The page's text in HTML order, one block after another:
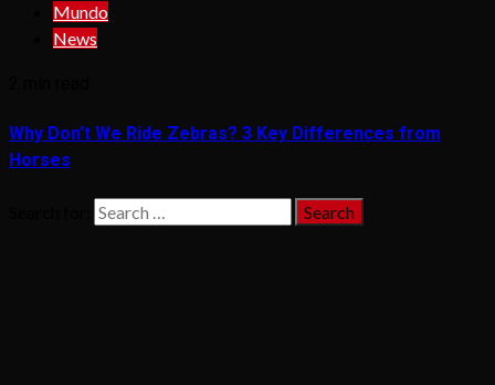
Mundo
News
Why Don’t We Ride Zebras? 3 Key Differences from
Horses